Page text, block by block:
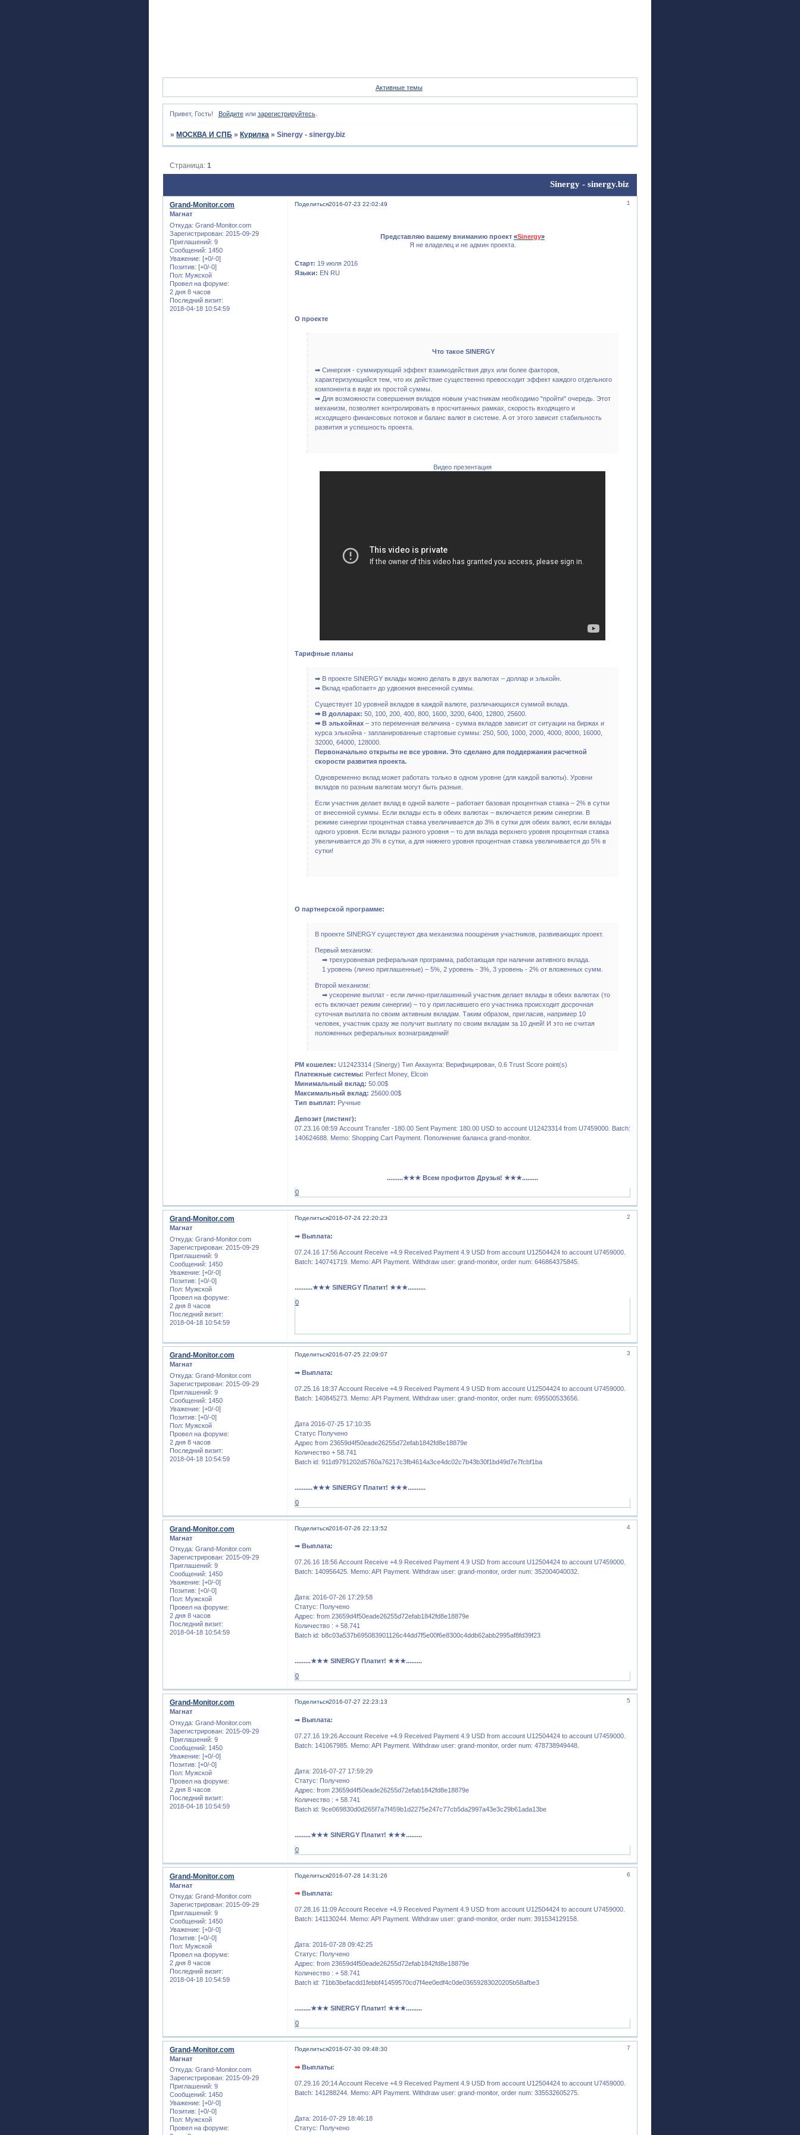
Активные темы
Привет, Гость! Войдитеили зарегистрируйтесь.
» МОСКВА И СПБ » Курилка »Sinergy - sinergy.biz
Sinergy - sinergy.biz
Страница:1
Поделиться 1
2016-07-23 22:02:49
Grand-Monitor.com
Магнат
Откуда: Grand-Monitor.com
Зарегистрирован: 2015-09-29
Приглашений: 9
Сообщений: 1450
Уважение: [+0/-0]
Позитив: [+0/-0]
Пол: Мужской
Провел на форуме:
2 дня 8 часов
Последний визит:
2018-04-18 10:54:59
Представляю вашему вниманию проект «Sinergy»
Я не владелец и не админ проекта.
Старт: 19 июля 2016
Языки: EN RU
О проекте
Что такое SINERGY
➡ Синергия - суммирующий эффект взаимодействия двух или более факторов,
характеризующийся тем, что их действие существенно превосходит эффект каждого отдельного
компонента в виде их простой суммы.
➡ Для возможности совершения вкладов новым участникам необходимо "пройти" очередь. Этот
механизм, позволяет контролировать в просчитанных рамках, скорость входящего и
исходящего финансовых потоков и баланс валют в системе. А от этого зависит стабильность
развития и успешность проекта.
Видео презентация
Тарифные планы
➡ В проекте SINERGY вклады можно делать в двух валютах – доллар и элькойн.
➡ Вклад «работает» до удвоения внесенной суммы.
Существует 10 уровней вкладов в каждой валюте, различающихся суммой вклада.
➡ В долларах: 50, 100, 200, 400, 800, 1600, 3200, 6400, 12800, 25600.
➡ В элькойнах– это переменная величина - сумма вкладов зависит от ситуации на биржах и
курса элькойна - запланированные стартовые суммы: 250, 500, 1000, 2000, 4000, 8000, 16000,
32000, 64000, 128000.
Первоначально открыты не все уровни. Это сделано для поддержания расчетной
скорости развития проекта.
Одновременно вклад может работать только в одном уровне (для каждой валюты). Уровни
вкладов по разным валютам могут быть разные.
Если участник делает вклад в одной валюте – работает базовая процентная ставка – 2% в сутки
от внесенной суммы. Если вклады есть в обеих валютах – включается режим синергии. В
режиме синергии процентная ставка увеличивается до 3% в сутки для обеих валют, если вклады
одного уровня. Если вклады разного уровня – то для вклада верхнего уровня процентная ставка
увеличивается до 3% в сутки, а для нижнего уровня процентная ставка увеличивается до 5% в
сутки!
О партнерской программе:
В проекте SINERGY существуют два механизма поощрения участников, развивающих проект.
Первый механизм:
➡ трехуровневая реферальная программа, работающая при наличии активного вклада.
1 уровень (лично приглашенные) – 5%, 2 уровень - 3%, 3 уровень - 2% от вложенных сумм.
Второй механизм:
➡ ускорение выплат - если лично-приглашенный участник делает вклады в обеих валютах (то
есть включает режим синергии) – то у пригласившего его участника происходит досрочная
суточная выплата по своим активным вкладам. Таким образом, пригласив, например 10
человек, участник сразу же получит выплату по своим вкладам за 10 дней! И это не считая
положенных реферальных вознаграждений!
PM кошелек: U12423314 (Sinergy) Тип Аккаунта: Верифицирован, 0.6 Trust Score point(s)
Платежные системы: Perfect Money, Elcoin
Минимальный вклад: 50.00$
Максимальный вклад: 25600.00$
Тип выплат: Ручные
Депозит (листинг):
07.23.16 08:59 Account Transfer -180.00 Sent Payment: 180.00 USD to account U12423314 from U7459000. Batch:
140624688. Memo: Shopping Cart Payment. Пополнение баланса grand-monitor.
.........★★★ Всем профитов Друзья! ★★★.........
0
Поделиться 2
2016-07-24 22:20:23
Grand-Monitor.com
Магнат
Откуда: Grand-Monitor.com
Зарегистрирован: 2015-09-29
Приглашений: 9
Сообщений: 1450
Уважение: [+0/-0]
Позитив: [+0/-0]
Пол: Мужской
Провел на форуме:
2 дня 8 часов
Последний визит:
2018-04-18 10:54:59
➡Выплата:
07.24.16 17:56 Account Receive +4.9 Received Payment 4.9 USD from account U12504424 to account U7459000.
Batch: 140741719. Memo: API Payment. Withdraw user: grand-monitor, order num: 646864375845.
..........★★★ SINERGY Платит! ★★★..........
0
Поделиться 3
2016-07-25 22:09:07
Grand-Monitor.com
Магнат
Откуда: Grand-Monitor.com
Зарегистрирован: 2015-09-29
Приглашений: 9
Сообщений: 1450
Уважение: [+0/-0]
Позитив: [+0/-0]
Пол: Мужской
Провел на форуме:
2 дня 8 часов
Последний визит:
2018-04-18 10:54:59
➡Выплата:
07.25.16 18:37 Account Receive +4.9 Received Payment 4.9 USD from account U12504424 to account U7459000.
Batch: 140845273. Memo: API Payment. Withdraw user: grand-monitor, order num: 695500533656.
Дата 2016-07-25 17:10:35
Статус Получено
Адрес from 23659d4f50eade26255d72efab1842fd8e18879e
Количество + 58.741
Batch id: 911d9791202d5760a76217c3fb4614a3ce4dc02c7b43b30f1bd49d7e7fcbf1ba
..........★★★ SINERGY Платит! ★★★..........
0
Поделиться 4
2016-07-26 22:13:52
Grand-Monitor.com
Магнат
Откуда: Grand-Monitor.com
Зарегистрирован: 2015-09-29
Приглашений: 9
Сообщений: 1450
Уважение: [+0/-0]
Позитив: [+0/-0]
Пол: Мужской
Провел на форуме:
2 дня 8 часов
Последний визит:
2018-04-18 10:54:59
➡ Выплата:
07.26.16 18:56 Account Receive +4.9 Received Payment 4.9 USD from account U12504424 to account U7459000.
Batch: 140956425. Memo: API Payment. Withdraw user: grand-monitor, order num: 352004040032.
Дата: 2016-07-26 17:29:58
Статус: Получено
Адрес: from 23659d4f50eade26255d72efab1842fd8e18879e
Количество : + 58.741
Batch id: b8c03a537b695083901126c44dd7f5e00f6e8300c4ddb62abb2995af8fd39f23
.........★★★ SINERGY Платит! ★★★.........
0
Поделиться 5
2016-07-27 22:23:13
Grand-Monitor.com
Магнат
Откуда: Grand-Monitor.com
Зарегистрирован: 2015-09-29
Приглашений: 9
Сообщений: 1450
Уважение: [+0/-0]
Позитив: [+0/-0]
Пол: Мужской
Провел на форуме:
2 дня 8 часов
Последний визит:
2018-04-18 10:54:59
➡Выплата:
07.27.16 19:26 Account Receive +4.9 Received Payment 4.9 USD from account U12504424 to account U7459000.
Batch: 141067985. Memo: API Payment. Withdraw user: grand-monitor, order num: 478738949448.
Дата: 2016-07-27 17:59:29
Статус: Получено
Адрес: from 23659d4f50eade26255d72efab1842fd8e18879e
Количество : + 58.741
Batch id: 9ce069830d0d265f7a7f459b1d2275e247c77cb5da2997a43e3c29b61ada13be
.........★★★ SINERGY Платит! ★★★.........
0
Поделиться 6
2016-07-28 14:31:26
Grand-Monitor.com
Магнат
Откуда: Grand-Monitor.com
Зарегистрирован: 2015-09-29
Приглашений: 9
Сообщений: 1450
Уважение: [+0/-0]
Позитив: [+0/-0]
Пол: Мужской
Провел на форуме:
2 дня 8 часов
Последний визит:
2018-04-18 10:54:59
➡Выплата:
07.28.16 11:09 Account Receive +4.9 Received Payment 4.9 USD from account U12504424 to account U7459000.
Batch: 141130244. Memo: API Payment. Withdraw user: grand-monitor, order num: 391534129158.
Дата: 2016-07-28 09:42:25
Статус: Получено
Адрес: from 23659d4f50eade26255d72efab1842fd8e18879e
Количество : + 58.741
Batch id: 71bb3befacdd1febbf41459570cd7f4ee0edf4c0de03659283020205b58afbe3
.........★★★ SINERGY Платит! ★★★.........
0
Поделиться 7
2016-07-30 09:48:30
Grand-Monitor.com
Магнат
Откуда: Grand-Monitor.com
Зарегистрирован: 2015-09-29
Приглашений: 9
Сообщений: 1450
Уважение: [+0/-0]
Позитив: [+0/-0]
Пол: Мужской
Провел на форуме:
➡Выплаты:
07.29.16 20:14 Account Receive +4.9 Received Payment 4.9 USD from account U12504424 to account U7459000.
Batch: 141288244. Memo: API Payment. Withdraw user: grand-monitor, order num: 335532605275.
Дата: 2016-07-29 18:46:18
Статус: Получено